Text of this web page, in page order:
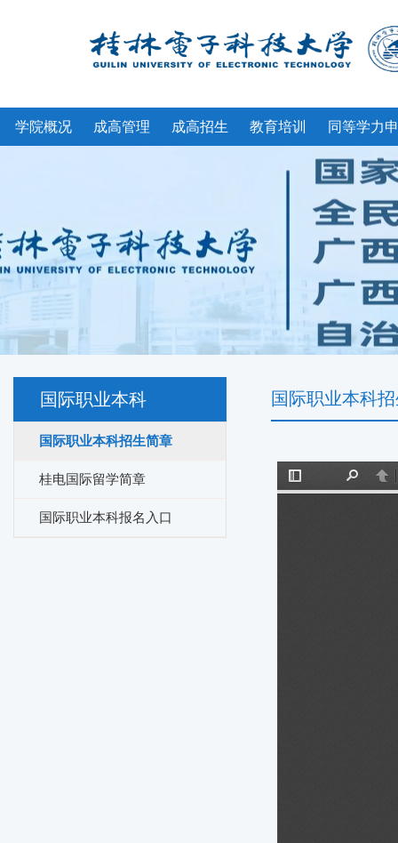
学院概况 成高管理 成高招生 教育培训 同等学力
国际职业本科
国际职业本科招生简章
桂电国际留学简章
国际职业本科报名入口
国际职业本科